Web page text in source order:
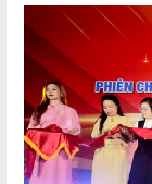
nổi
bật
Diễn
đàn
thường